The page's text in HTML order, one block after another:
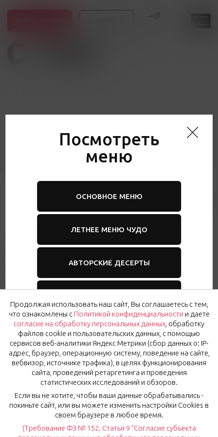
Публичная оферта
Политика конфиденциальности
Согласие на обработку персональных данных
Оставить отзыв
Подписаться на новости OK
Нажимая на кнопку «Ok», вы соглашаетесь с Политикой
конфиденциальности
и даёте согласие
на обработку
персональных данных.
© Рестораны Мурманска 2024, 2026
Посмотреть
меню
ОСНОВНОЕ МЕНЮ
ЛЕТНЕЕ МЕНЮ ЧУДО
АВТОРСКИЕ ДЕСЕРТЫ
ТОРТЫ ДЛЯ ВАШЕГО
ПРАЗДНИКА
Продолжая использовать наш сайт, Вы соглашаетесь с тем,
что ознакомлены с Политикой конфиденциальности и даете
согласие на обработку персональных данных , обработку
файлов cookie и пользовательских данных, с помощью
сервисов веб-аналитики Яндекс Метрики (сбор данных о: IP-
адрес, браузер, операционную систему, поведение на сайте,
вебвизор, источнике трафика), в целях функционирования
сайта, проведений ретаргетинга и проведения
статистических исследований и обзоров.
Если вы не хотите, чтобы ваши данные обрабатывались -
покиньте сайт, или вы можете изменить настройки Cookies в
своем браузере в любое время.
(Требование ФЗ № 152. Статья 9 "Согласие субъекта